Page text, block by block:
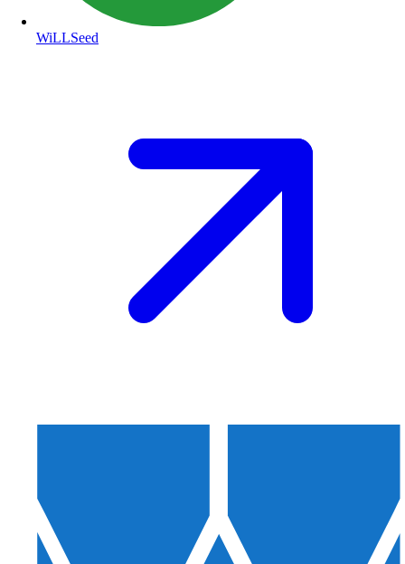
WiLLSeed